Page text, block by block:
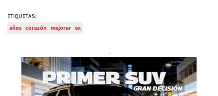
ETIQUETAS:
años corazón mejorar ex